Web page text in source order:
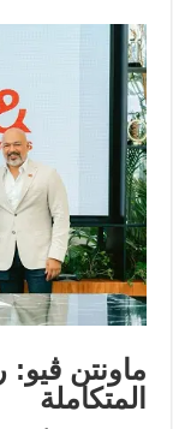
ماونتن
المتكاملة